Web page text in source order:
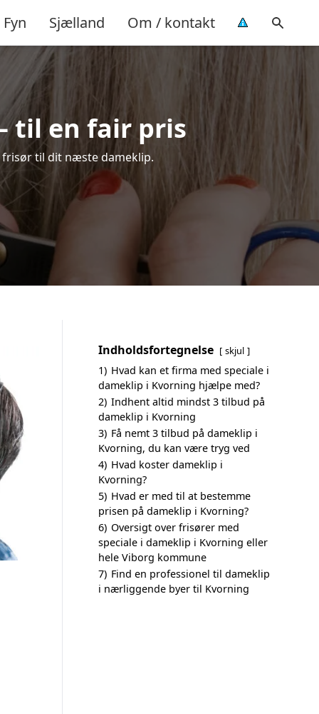
Fyn Sjælland Om / kontakt
til en fair pris
til dit næste dameklip.
Indholdsfortegnelse skjul
1) Hvad kan et firma med speciale i
dameklip i Kvorning hjælpe med?
2) Indhent altid mindst 3 tilbud på
dameklip i Kvorning
3) Få nemt 3 tilbud på dameklip i
Kvorning, du kan være tryg ved
4) Hvad koster dameklip i
Kvorning?
5) Hvad er med til at bestemme
prisen på dameklip i Kvorning?
6) Oversigt over frisører med
speciale i dameklip i Kvorning eller
hele Viborg kommune
7) Find en professionel til dameklip
i nærliggende byer til Kvorning